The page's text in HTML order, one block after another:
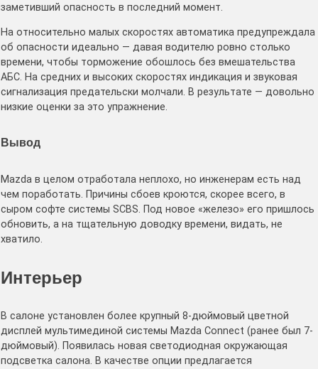
заметивший опасность в последний момент.
На относительно малых скоростях автоматика предупреждала
об опасности идеально — давая водителю ровно столько
времени, чтобы торможение обошлось без вмешательства
АБС. На средних и высоких скоростях индикация и звуковая
сигнализация предательски молчали. В результате — довольно
низкие оценки за это упражнение.
Вывод
Mazda в целом отработала неплохо, но инженерам есть над
чем поработать. Причины сбоев кроются, скорее всего, в
сыром софте системы SCBS. Под новое «железо» его пришлось
обновить, а на тщательную доводку времени, видать, не
хватило.
Интерьер
В салоне установлен более крупный 8-дюймовый цветной
дисплей мультимединой системы Mazda Connect (ранее был 7-
дюймовый). Появилась новая светодиодная окружающая
подсветка салона. В качестве опции предлагается